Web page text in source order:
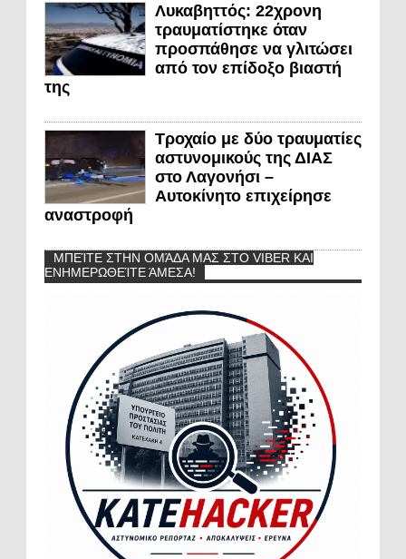
Λυκαβηττός: 22χρονη
τραυματίστηκε όταν
προσπάθησε να γλιτώσει
από τον επίδοξο βιαστή
της
Τροχαίο με δύο τραυματίες
αστυνομικούς της ΔΙΑΣ
στο Λαγονήσι –
Αυτοκίνητο επιχείρησε
αναστροφή
ΜΠΕΊΤΕ ΣΤΗΝ ΟΜΆΔΑ ΜΑΣ ΣΤΟ VIBER ΚΑΙ
ΕΝΗΜΕΡΩΘΕΊΤΕ ΆΜΕΣΑ!